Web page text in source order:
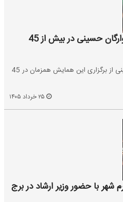
برگزاری اجتماع عظیم شیرخوارگان حسینی در بیش از 45
دبیر مجمع جهانی شیرخوارگان حسینی از برگزاری این همایش همزمان در 45
شهر با حضور وزیر ارشاد در برج